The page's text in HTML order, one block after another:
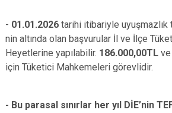
Kaş
Kemer
- 01.01.2026 tarihi itibariyle uyuşmazlık
nin altında olan başvurular İl ve İlçe
Heyetlerine yapılabilir. 186.000,00TL
için Tüketici Mahkemeleri görevlidir.
- Bu parasal sınırlar her yıl DİE’nin